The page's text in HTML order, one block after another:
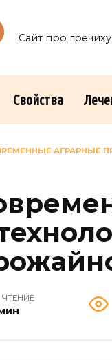
Сайт про гречиху
Свойства
АГРАРНЫЕ
ЧТЕНИЕ